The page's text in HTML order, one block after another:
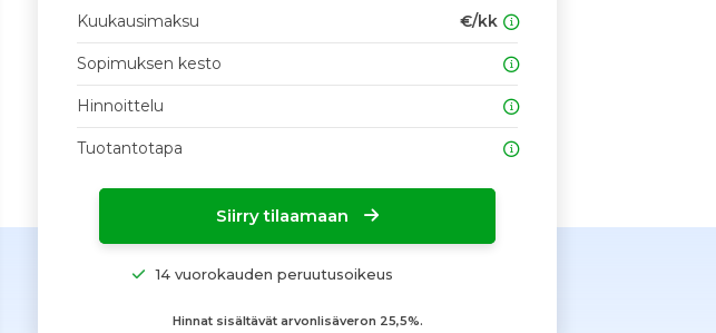
Kuukausimaksu €/kk
Sopimuksen kesto
Hinnoittelu
Tuotantotapa
Siirry tilaamaan
14 vuorokauden peruutusoikeus
Hinnat sisältävät arvonlisäveron 25,5%.